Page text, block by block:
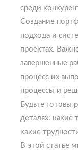
среди
Создание
подхода и
проектах.
завершенные
процесс их
процессы и
Будьте готовы
деталях: какие
какие
В этой статье